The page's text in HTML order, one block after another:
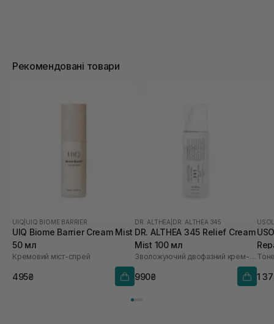
Рекомендовані товари
UIQ UIQ BIOME BARRIER
UIQ Biome Barrier Cream Mist
50 мл
Кремовий міст-спрей
495₴
DR. ALTHEA DR. ALTHEA 345
DR. ALTHEA 345 Relief Cream
Mist 100 мл
Зволожуючий двофазний крем-спрей для обличчя
990₴ 1